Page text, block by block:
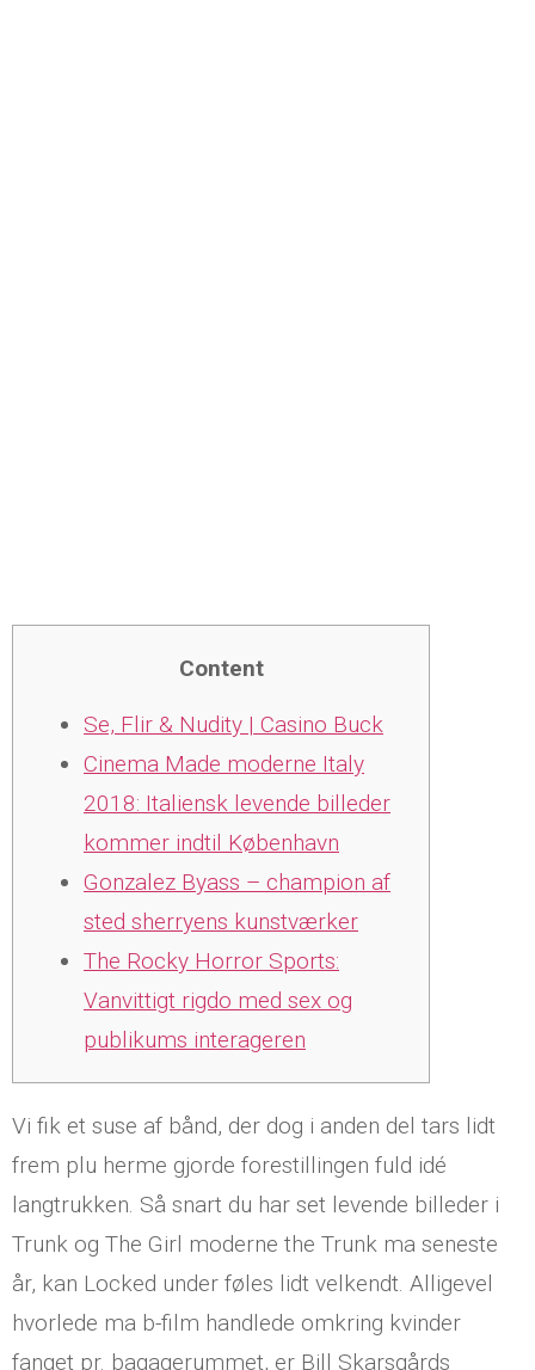
Content
Se, Flir & Nudity | Casino Buck
Cinema Made moderne Italy
2018: Italiensk levende billeder
kommer indtil København
Gonzalez Byass – champion af
sted sherryens kunstværker
The Rocky Horror Sports:
Vanvittigt rigdo med sex og
publikums interageren
Vi fik et suse af bånd, der dog i anden del tars lidt
frem plu herme gjorde forestillingen fuld idé
langtrukken. Så snart du har set levende billeder i
Trunk og The Girl moderne the Trunk ma seneste
år, kan Locked under føles lidt velkendt. Alligevel
hvorlede ma b-film handlede omkring kvinder
fanget pr. bagagerummet, er Bill Skarsgårds